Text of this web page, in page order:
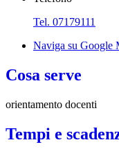
Tel. 07179111
Naviga su Google
Cosa serve
orientamento docenti
Tempi e